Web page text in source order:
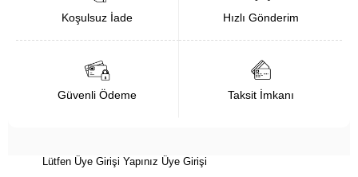
Koşulsuz İade Hızlı Gönderim
Güvenli Ödeme Taksit İmkanı
Lütfen Üye Girişi Yapınız Üye Girişi